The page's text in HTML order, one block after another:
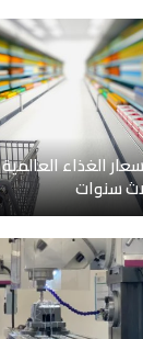
الغذاء
سنوات